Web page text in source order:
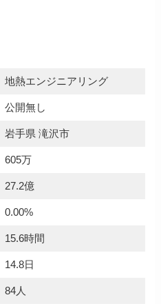
地熱エンジニアリング
公開無し
岩手県 滝沢市
605万
27.2億
0.00%
15.6時間
14.8日
84人